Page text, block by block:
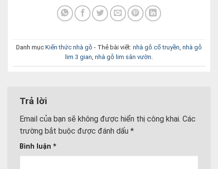
Danh mục Kiến thức nhà gỗ - Thẻ bài viết: nhà gỗ cổ truyền, nhà gỗ
lim 3 gian, nhà gỗ lim sân vườn.
Trả lời
Email của bạn sẽ không được hiển thị công khai. Các
trường bắt buộc được đánh dấu *
Bình luận *